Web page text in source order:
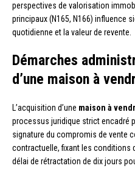
perspectives de valorisation
principaux (N165, N166) influence
quotidienne et la valeur de revente.
Démarches
d’une maison à
L’acquisition d’une maison à
processus juridique strict encadré
signature du compromis de vente
contractuelle, fixant les conditions
délai de rétractation de dix jours